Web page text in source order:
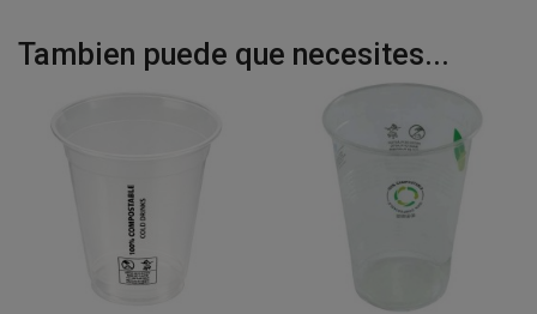
Tambien puede que necesites...